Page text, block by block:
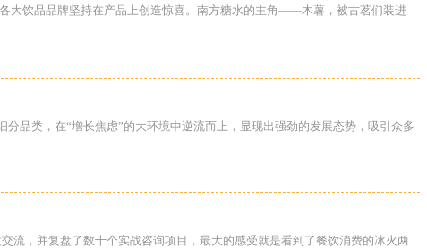
大饮品品牌坚持在产品上创造惊喜。南方糖水的主角——木薯，被古茗们装进
品类，在“增长焦虑”的大环境中逆流而上，显现出强劲的发展态势，吸引众多
流，并复盘了数十个实战咨询项目，最大的感受就是看到了餐饮消费的冰火两